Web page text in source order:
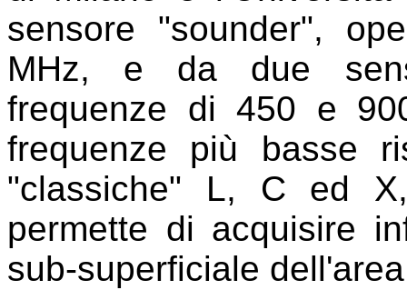
sensore "sounder",
MHz, e da due
frequenze di 450 e
frequenze più basse
"classiche" L, C ed
permette di acquisire
sub-superficiale